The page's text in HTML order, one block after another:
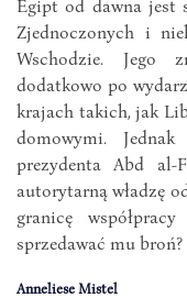
Egipt od dawna jest
Zjednoczonych i
Wschodzie. Jego
dodatkowo po
krajach takich, jak
domowymi.
prezydenta Abd al-
autorytarną władzę
granicę
sprzedawać mu broń?
Anneliese Mistel